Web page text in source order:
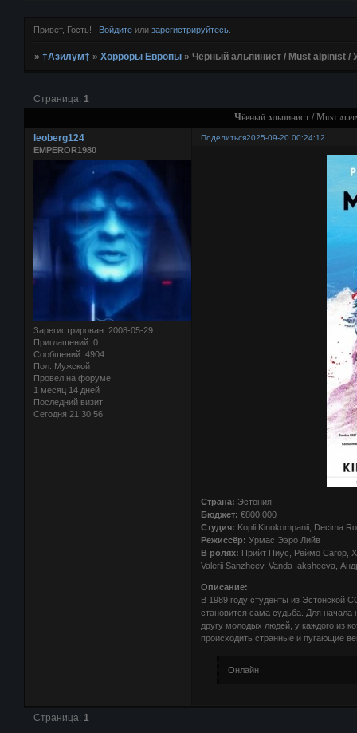
Привет, Гость! Войдитеили зарегистрируйтесь.
»†Азилум† »Хорроры Европы »Чёрный альпинист / Must alpinist /
Чёрный альпинист / Must
Страница: 1
Поделиться2025-09-20 00:24:12
leoberg124
EMPEROR1980
Зарегистрирован: 2008-05-29
Приглашений: 0
Сообщений: 4904
Пол: Мужской
Провел на форуме:
1 месяц 14 дней
Последний визит:
Сегодня 21:30:56
Страна: Эстония
Бюджет: €800 000
Студия: Kopli Kinokompanii, Decima
Режиссёр: Урмас Ээро Лийв
В ролях: Прийт Пиус, Реймо Сагор,
Valerii Sanzheev, Vanda Iaksheeva,
Описание:
В 1989 году студенты из Эстонской
становится сама судьба. Для начала
другу молодых людей, у каждого из
происходить странные и пугающие
Онлайн
Страница: 1